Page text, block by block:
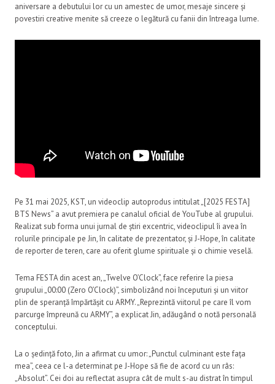
aniversare a debutului lor cu un amestec de umor, mesaje sincere și
povestiri creative menite să creeze o legătură cu fanii din întreaga lume.
Pe 31 mai 2025, KST, un videoclip autoprodus intitulat „[2025 FESTA]
BTS News” a avut premiera pe canalul oficial de YouTube al grupului.
Realizat sub forma unui jurnal de știri excentric, videoclipul îi avea în
rolurile principale pe Jin, în calitate de prezentator, și J-Hope, în calitate
de reporter de teren, care au oferit glume spirituale și o chimie veselă.
Tema FESTA din acest an, „Twelve O’Clock”, face referire la piesa
grupului „00:00 (Zero O’Clock)”, simbolizând noi începuturi și un viitor
plin de speranță împărtășit cu ARMY. „Reprezintă viitorul pe care îl vom
parcurge împreună cu ARMY”, a explicat Jin, adăugând o notă personală
conceptului.
La o ședință foto, Jin a afirmat cu umor: „Punctul culminant este fața
mea”, ceea ce l-a determinat pe J-Hope să fie de acord cu un râs:
„Absolut”. Cei doi au reflectat asupra cât de mult s-au distrat în timpul